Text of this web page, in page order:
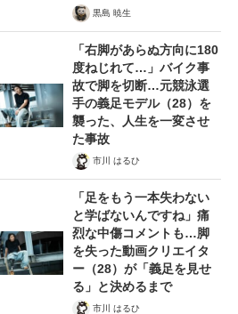
黒島 暁生
「右脚があらぬ方向に180
度ねじれて…」バイク事
故で脚を切断…元競泳選
手の義足モデル（28）を
襲った、人生を一変させ
た事故
市川 はるひ
「足をもう一本失わない
と学ばないんですね」痛
烈な中傷コメントも…脚
を失った動画クリエイタ
ー（28）が「義足を見せ
る」と決めるまで
市川 はるひ